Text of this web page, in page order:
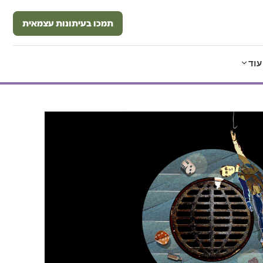
תמכו בעיתונות עצמאית
עוד